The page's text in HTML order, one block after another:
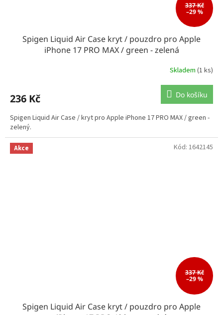
337 Kč
–29 %
Spigen Liquid Air Case kryt / pouzdro pro Apple
iPhone 17 PRO MAX / green - zelená
Skladem (1 ks)
236 Kč Do košíku
Spigen Liquid Air Case / kryt pro Apple iPhone 17 PRO MAX / green -
zelený.
Akce
337 Kč
–29 %
Spigen Liquid Air Case kryt / pouzdro pro Apple
Kód: 1642145